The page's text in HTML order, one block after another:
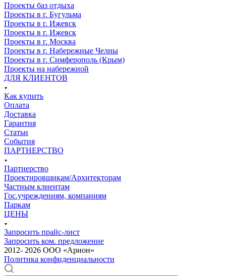
Проекты баз отдыха
Проекты в г. Бугульма
Проекты в г. Ижевск
Проекты в г. Ижевск
Проекты в г. Москва
Проекты в г. Набережные Челны
Проекты в г. Симферополь (Крым)
Проекты на набережной
ДЛЯ КЛИЕНТОВ
Как купить
Оплата
Доставка
Гарантия
Статьи
События
ПАРТНЕРСТВО
Партнерство
Проектировщикам/Архитекторам
Частным клиентам
Гос.учреждениям, компаниям
Паркам
ЦЕНЫ
Запросить прайс-лист
Запросить ком. предложение
2012- 2026 ООО «Арион»
Политика конфиденциальности